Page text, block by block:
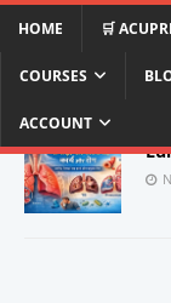
HOME 🛒
COURSES
ACCOUNT
lungs